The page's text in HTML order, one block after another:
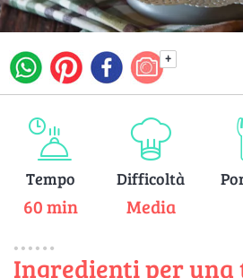
+
Tempo
60 min
Difficoltà
Media
Ingredienti per